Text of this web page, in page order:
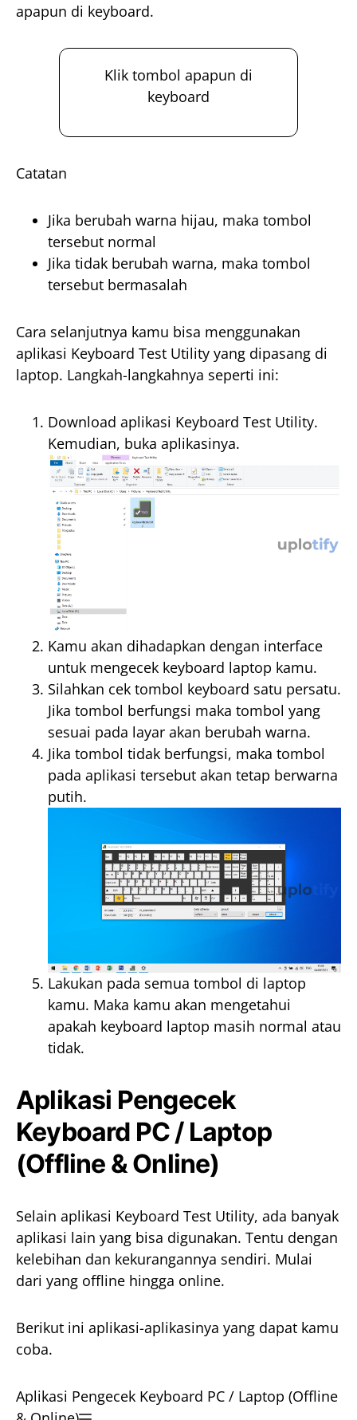
apapun di keyboard.
Klik tombol apapun di
keyboard
Catatan
Jika berubah warna hijau, maka tombol
tersebut normal
Jika tidak berubah warna, maka tombol
tersebut bermasalah
Cara selanjutnya kamu bisa menggunakan
aplikasi Keyboard Test Utility yang dipasang di
laptop. Langkah-langkahnya seperti ini:
Download aplikasi Keyboard Test Utility.
Kemudian, buka aplikasinya.
Kamu akan dihadapkan dengan interface
untuk mengecek keyboard laptop kamu.
Silahkan cek tombol keyboard satu persatu.
Jika tombol berfungsi maka tombol yang
sesuai pada layar akan berubah warna.
Jika tombol tidak berfungsi, maka tombol
pada aplikasi tersebut akan tetap berwarna
putih.
Lakukan pada semua tombol di laptop
kamu. Maka kamu akan mengetahui
apakah keyboard laptop masih normal atau
tidak.
Aplikasi Pengecek
Keyboard PC / Laptop
(Offline & Online)
Selain aplikasi Keyboard Test Utility, ada banyak
aplikasi lain yang bisa digunakan. Tentu dengan
kelebihan dan kekurangannya sendiri. Mulai
dari yang offline hingga online.
Berikut ini aplikasi-aplikasinya yang dapat kamu
coba.
Aplikasi Pengecek Keyboard PC / Laptop (Offline